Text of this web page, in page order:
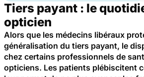
Tiers payant : le
opticien
Alors que les médecins libéraux
généralisation du tiers payant, le
chez certains professionnels de
opticiens. Les patients plébiscitent